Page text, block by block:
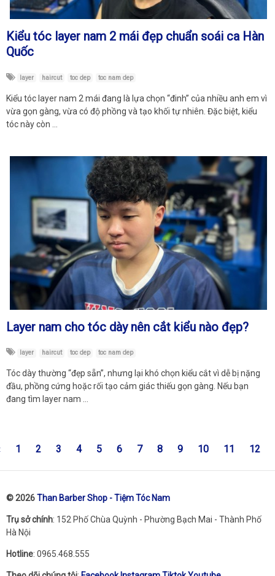
Kiểu tóc layer nam 2 mái đẹp chuẩn soái ca Hàn
Quốc
layer haircut toc dep toc nam dep
Kiểu tóc layer nam 2 mái đang là lựa chọn “đinh” của nhiều anh em vì
vừa gọn gàng, vừa có độ phồng và tạo khối tự nhiên. Đặc biệt, kiểu
tóc này còn …
Layer nam cho tóc dày nên cắt kiểu nào đẹp?
layer haircut toc dep toc nam dep
Tóc dày thường “đẹp sẵn”, nhưng lại khó chọn kiểu cắt vì dễ bị nặng
đầu, phồng cứng hoặc rối tạo cảm giác thiếu gọn gàng. Nếu bạn
đang tìm layer nam …
1 2 3 4 5 6 7 8 9 10 11 12
© 2026Than Barber Shop - Tiệm Tóc Nam
Trụ sở chính: 152 Phố Chùa Quỳnh - Phường Bạch Mai - Thành Phố
Hà Nội
Hotline: 0965.468.555